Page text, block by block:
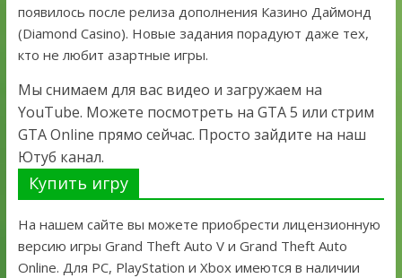
появилось после релиза дополнения Казино Даймонд
(Diamond Casino). Новые задания порадуют даже тех,
кто не любит азартные игры.
Мы снимаем для вас видео и загружаем на
YouTube. Можете посмотреть на GTA 5 или стрим
GTA Online прямо сейчас. Просто зайдите на наш
Ютуб канал.
Купить игру
На нашем сайте вы можете приобрести лицензионную
версию игры Grand Theft Auto V и Grand Theft Auto
Online. Для PC, PlayStation и Xbox имеются в наличии